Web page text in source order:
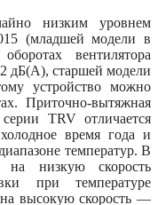
низким уровнем
(младшей модели в
вентилятора
дБ(А), старшей модели
устройство можно
Приточно-вытяжная
TRV отличается
время года и
температур. В
на низкую скорость
при температуре
высокую скорость —